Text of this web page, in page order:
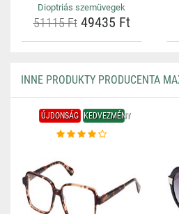
Dioptriás szemüvegek
51115 Ft49435 Ft
INNE PRODUKTY PRODUCENTA
ÚJDONSÁG KEDVEZMÉNY